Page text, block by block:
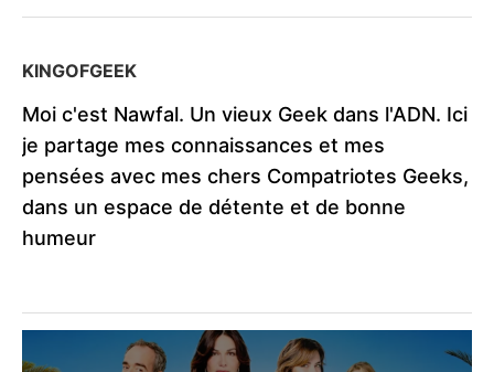
KINGOFGEEK
Moi c'est Nawfal. Un vieux Geek dans l'ADN. Ici
je partage mes connaissances et mes
pensées avec mes chers Compatriotes Geeks,
dans un espace de détente et de bonne
humeur